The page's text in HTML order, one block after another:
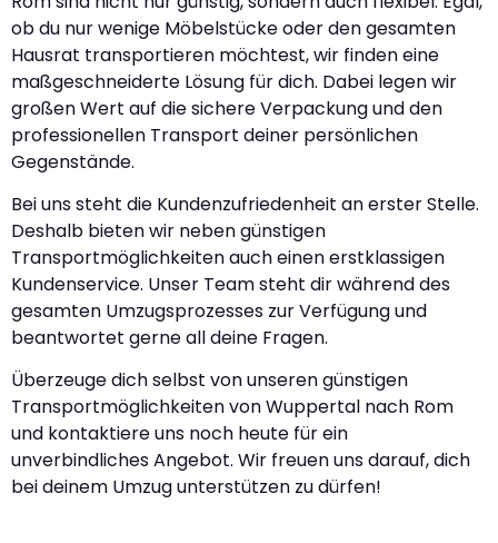
ob du nur wenige Möbelstücke oder den gesamten
Hausrat transportieren möchtest, wir finden eine
maßgeschneiderte Lösung für dich. Dabei legen wir
großen Wert auf die sichere Verpackung und den
professionellen Transport deiner persönlichen
Gegenstände.
Bei uns steht die Kundenzufriedenheit an erster Stelle.
Deshalb bieten wir neben günstigen
Transportmöglichkeiten auch einen erstklassigen
Kundenservice. Unser Team steht dir während des
gesamten Umzugsprozesses zur Verfügung und
beantwortet gerne all deine Fragen.
Überzeuge dich selbst von unseren günstigen
Transportmöglichkeiten von Wuppertal nach Rom
und kontaktiere uns noch heute für ein
unverbindliches Angebot. Wir freuen uns darauf, dich
bei deinem Umzug unterstützen zu dürfen!